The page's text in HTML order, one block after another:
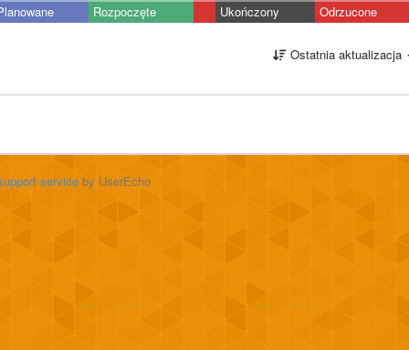
Rozpoczęte Ukończony Odrzucone
Ostatnia aktualizacja
serviceby UserEcho